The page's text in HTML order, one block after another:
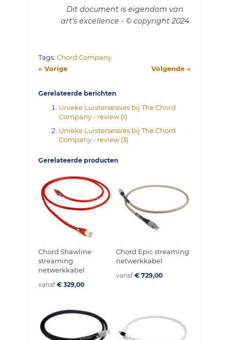
Dit document is eigendom van
art's excellence - © copyright 2024
Tags: Chord Company
← Vorige
Volgende →
Gerelateerde berichten
Unieke Luistersessies bij The Chord
Company - review (1)
Unieke Luistersessies bij The Chord
Company - review (3)
Gerelateerde producten
Chord Shawline
streaming
netwerkkabel
vanaf € 329,00
Chord Epic streaming
netwerkkabel
vanaf € 729,00